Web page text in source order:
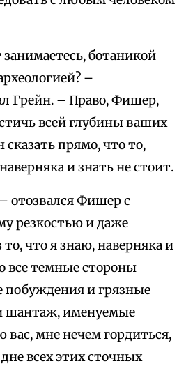
ботаникой
–
Грейн. – Право, Фишер,
всей глубины ваших
прямо, что то,
и знать не стоит.
отозвался Фишер с
резкостью и даже
что я знаю, наверняка и
все темные стороны
побуждения и грязные
шантаж, именуемые
вас, мне нечем гордиться,
всех этих сточных